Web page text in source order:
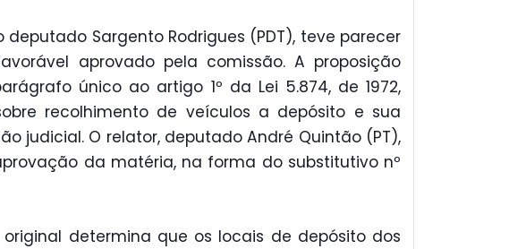
deputado Sargento Rodrigues (PDT), teve parecer
aprovado pela comissão. A proposição
único ao artigo 1º da Lei 5.874, de 1972,
recolhimento de veículos a depósito e sua
judicial. O relator, deputado André Quintão (PT),
da matéria, na forma do substitutivo nº
original determina que os locais de depósito dos